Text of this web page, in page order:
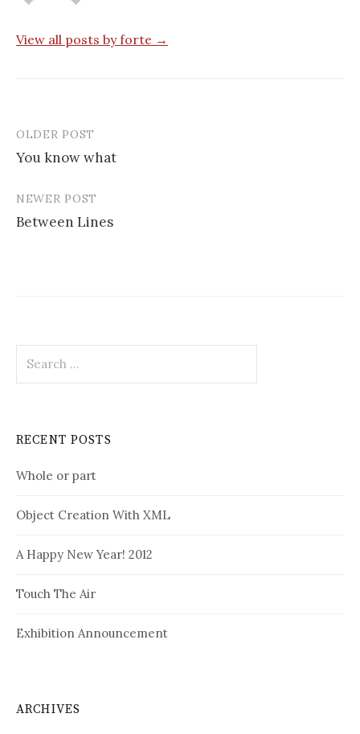
View all posts by forte →
Post
navigation
OLDER POST
You know what
NEWER POST
Between Lines
for:
RECENT POSTS
Whole or part
Object Creation With XML
A Happy New Year! 2012
Touch The Air
Exhibition Announcement
ARCHIVES